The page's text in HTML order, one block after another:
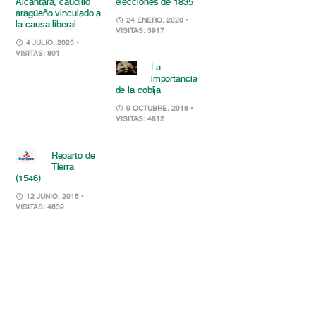
Alcántara, caudillo
aragüeño vinculado a
la causa liberal
4 JULIO, 2025 •
VISITAS: 801
elecciones de 1835
24 ENERO, 2020 •
VISITAS: 3917
La
importancia
de la cobija
9 OCTUBRE, 2018 •
VISITAS: 4812
Reparto de
Tierra
(1546)
12 JUNIO, 2015 •
VISITAS: 4639